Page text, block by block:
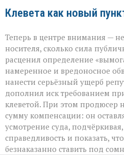
Клевета как новый
Теперь в центре внимания —
носителя, сколько сила
расценил определение
намеренное и вредоносное
нанести серьёзный ущерб
дополнил иск требованием
клеветой. При этом продюсер
сумму компенсации: он
усмотрение суда,
справедливость и показать,
безнаказанно ставить под